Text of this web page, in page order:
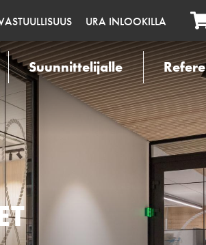
URA INLOOKILLA
Suunnittelijalle